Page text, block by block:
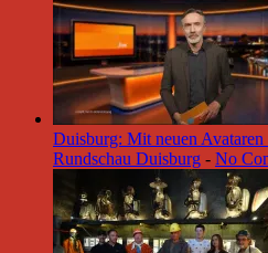
Duisburg: Mit neuen
Rundschau Duisburg - No